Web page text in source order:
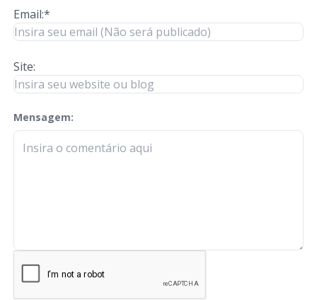
Email:*
Site:
Mensagem:
check-terms